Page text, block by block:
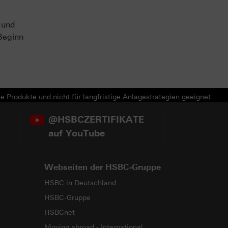
Produkte und nicht für langfristige Anlagestrategien geeignet.
@HSBCZERTIFIKATE
auf YouTube
Webseiten der HSBC-Gruppe
HSBC in Deutschland
HSBC-Gruppe
HSBCnet